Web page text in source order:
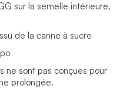
sur la semelle intérieure,
de la canne à sucre
ne sont pas conçues pour
prolongée.